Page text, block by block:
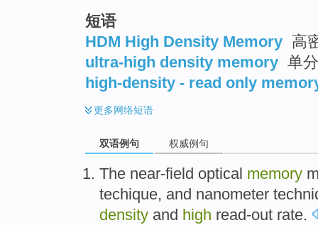
短语
HDM High Density Memory 高
ultra-high density memory 单
high-density - read only
更多网络短语
双语例句 权威例句
The near-field optical memory
techique, and nanometer
density and high read-out rate.